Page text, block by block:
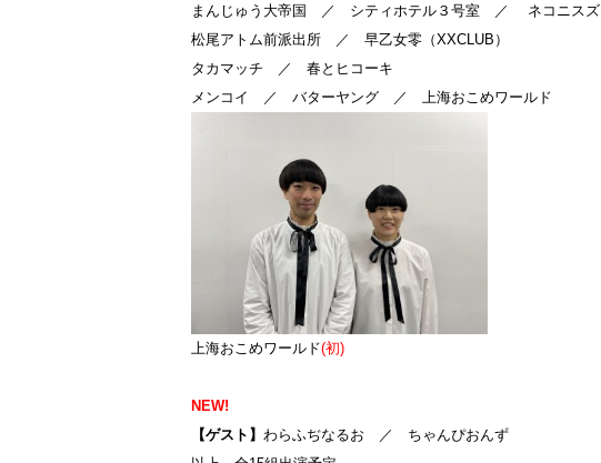
まんじゅう大帝国 ／ シティホテル３号室 ／ ネコニスズ
松尾アトム前派出所 ／ 早乙女零（XXCLUB）
タカマッチ ／ 春とヒコーキ
メンコイ ／ バターヤング ／ 上海おこめワールド
上海おこめワールド(初)
NEW!
【ゲスト】 わらふぢなるお ／ ちゃんぴおんず